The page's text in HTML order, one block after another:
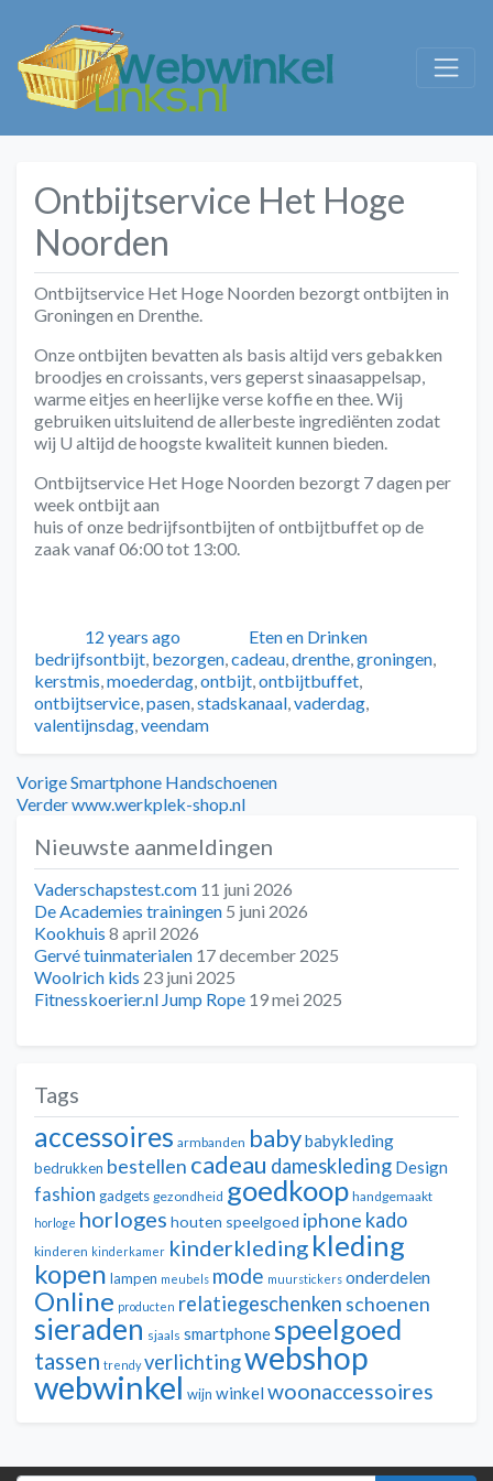
Ontbijtservice Het Hoge
Noorden
Ontbijtservice Het Hoge Noorden bezorgt ontbijten in
Groningen en Drenthe.
Onze ontbijten bevatten als basis altijd vers gebakken
broodjes en croissants, vers geperst sinaasappelsap,
warme eitjes en heerlijke verse koffie en thee. Wij
gebruiken uitsluitend de allerbeste ingrediënten zodat
wij U altijd de hoogste kwaliteit kunnen bieden.
Ontbijtservice Het Hoge Noorden bezorgt 7 dagen per
week ontbijt aan
huis of onze bedrijfsontbijten of ontbijtbuffet op de
zaak vanaf 06:00 tot 13:00.
Geplaatst
12 years ago AuteurCategorieën
Eten en Drinken
bedrijfsontbijt bezorgen cadeau drenthe groningen
kerstmis moederdag ontbijt ontbijtbuffet
ontbijtservice pasen stadskanaal vaderdag
valentijnsdag veendam
Bericht
navigatie
VorigeVorig
bericht:
Smartphone Handschoenen
VerderVolgend
www.werkplek-shop.nl
Nieuwste aanmeldingen
Vaderschapstest.com 11 juni 2026
De Academies trainingen 5 juni 2026
Kookhuis 8 april 2026
Gervé tuinmaterialen 17 december 2025
Woolrich kids 23 juni 2025
Fitnesskoerier.nl Jump Rope 19 mei 2025
Tags
accessoires armbanden babybabykleding
bedrukken bestellen cadeau dameskleding Design
fashion gadgets gezondheid goedkoop handgemaakt
horloge horloges houten speelgoed iphone kado
kinderen kinderkamer kinderkleding kleding
kopen lampen meubels mode muurstickers onderdelen
Online producten relatiegeschenken schoenen
sieraden sjaals smartphonespeelgoed
tassen trendy verlichtingwebshop
webwinkel wijn winkelwoonaccessoires